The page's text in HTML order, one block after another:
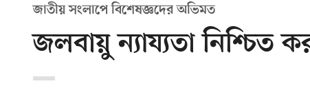
জাতীয় সংলাপে বিশেষজ্ঞদের অভিমত
জলবায়ু ন্যায্যতা নিশ্চিত